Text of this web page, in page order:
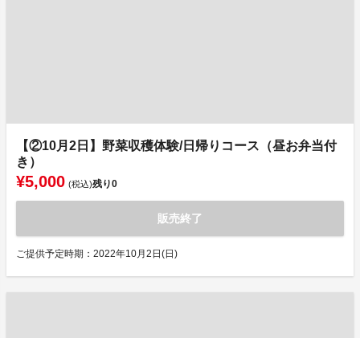
【②10月2日】野菜収穫体験/日帰りコース（昼お弁当付
き）
¥5,000 (税込)残り0
販売終了
ご提供予定時期：2022年10月2日(日)